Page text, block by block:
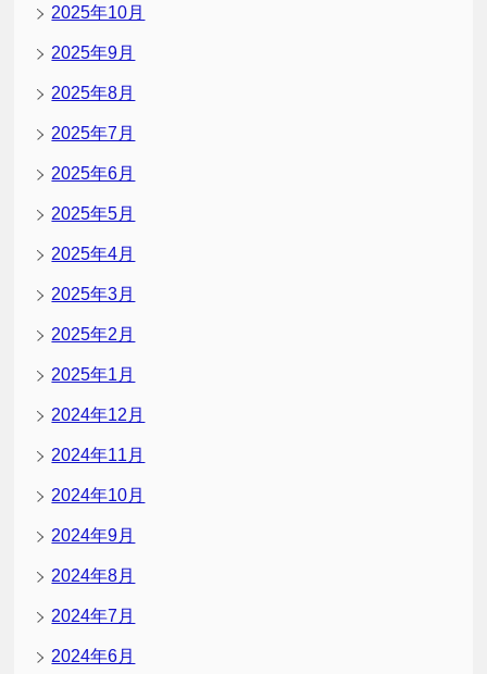
2025年10月
2025年9月
2025年8月
2025年7月
2025年6月
2025年5月
2025年4月
2025年3月
2025年2月
2025年1月
2024年12月
2024年11月
2024年10月
2024年9月
2024年8月
2024年7月
2024年6月